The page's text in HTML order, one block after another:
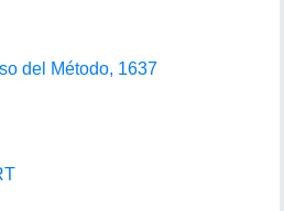
del Método, 1637